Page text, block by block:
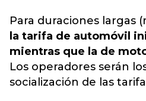
Para duraciones largas
la tarifa de automóvil
mientras que la de
Los operadores serán
socialización de las